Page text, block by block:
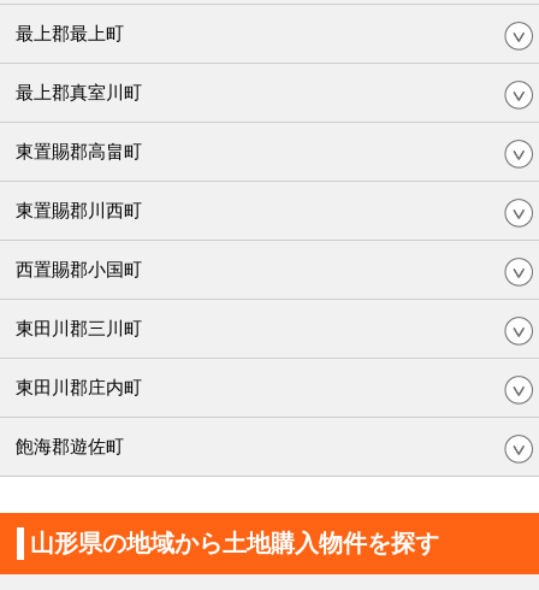
最上郡最上町
最上郡真室川町
東置賜郡高畠町
東置賜郡川西町
西置賜郡小国町
東田川郡三川町
東田川郡庄内町
飽海郡遊佐町
山形県の地域から土地購入物件を探す